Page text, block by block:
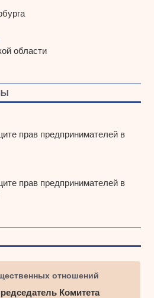
области
прав предпринимателей в
прав предпринимателей в
отношений
Комитета